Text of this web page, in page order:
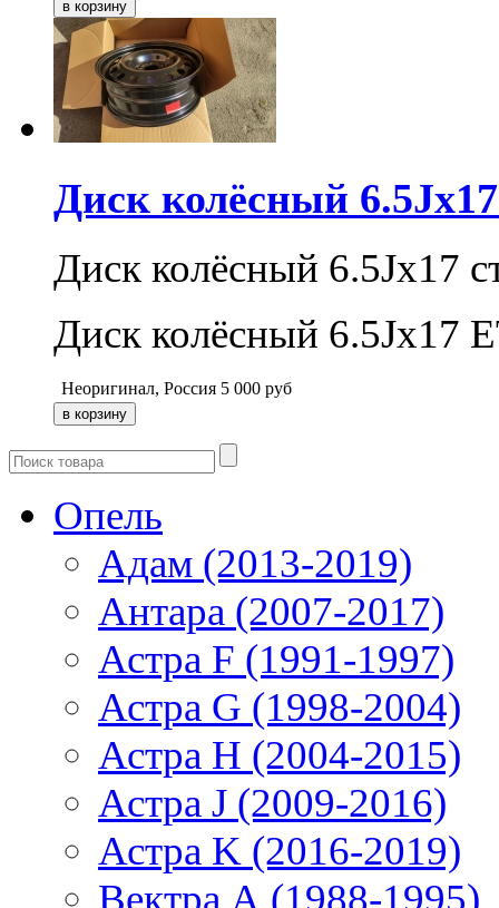
Диск колёсный
Диск колёсный 6.5Jx17
Диск колёсный 6.5Jx17
Неоригинал, Россия 5 000 руб
Опель
Адам (2013-2019)
Антара (2007-2017)
Астра F (1991-1997)
Астра G (1998-2004)
Астра H (2004-2015)
Астра J (2009-2016)
Астра K (2016-2019)
Вектра А (1988-1995)